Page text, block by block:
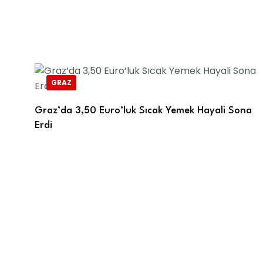
GRAZ
Graz’da 3,50 Euro’luk Sıcak Yemek Hayali Sona
Erdi